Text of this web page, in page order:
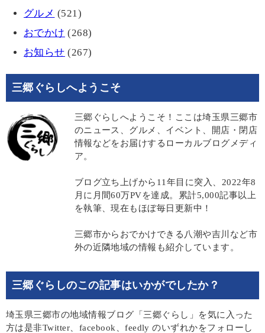
グルメ (521)
おでかけ (268)
お知らせ (267)
三郷ぐらしへようこそ
三郷ぐらしへようこそ！ここは埼玉県三郷市
のニュース、グルメ、イベント、開店・閉店
情報などをお届けするローカルブログメディ
ア。
ブログ立ち上げから11年目に突入、2022年8
月に月間60万PVを達成。累計5,000記事以上
を執筆、現在もほぼ毎日更新中！
三郷市からおでかけできる八潮や吉川など市
外の近隣地域の情報も紹介しています。
三郷ぐらしのこの記事はいかがでしたか？
埼玉県三郷市の地域情報ブログ「三郷ぐらし」を気に入った
方は是非Twitter、facebook、feedly のいずれかをフォローし